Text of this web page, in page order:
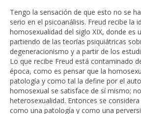
Tengo la sensación de que esto no se
serio en el psicoanálisis. Freud recibe la
homosexualidad del siglo XIX, donde es
partiendo de las teorías psiquiátricas
degeneracionismo y a partir de los
Lo que recibe Freud está contaminado
época, como es pensar que la
patología y como tal la define por el
homosexual se satisface de sí mismo;
heterosexualidad. Entonces se
como una patología y como una